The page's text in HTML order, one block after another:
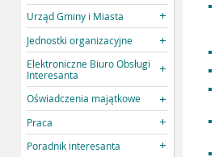
Urząd Gminy i Miasta
Jednostki organizacyjne
Elektroniczne Biuro Obsługi
Interesanta
Oświadczenia majątkowe
Praca
Poradnik interesanta